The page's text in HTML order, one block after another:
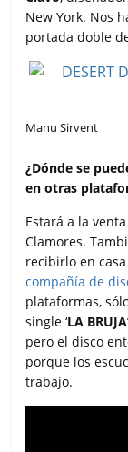
New York. Nos
portada doble
Manu Sirvent
¿Dónde se
en otras
Estará a la
Clamores.
recibirlo en casa
compañía de
plataformas,
single ‘LA BRUJA
pero el disco
porque los
trabajo.